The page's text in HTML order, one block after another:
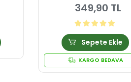
349,90 TL
Sepete Ekle
KARGO BEDAVA